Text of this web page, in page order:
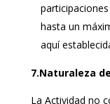
hasta un
aquí
7.Naturaleza
La Actividad no